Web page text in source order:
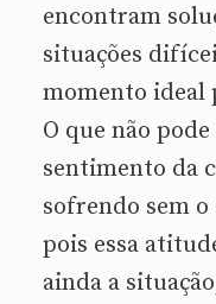
encontram
situações
momento ideal
O que não
sentimento da
sofrendo sem
pois essa
ainda a